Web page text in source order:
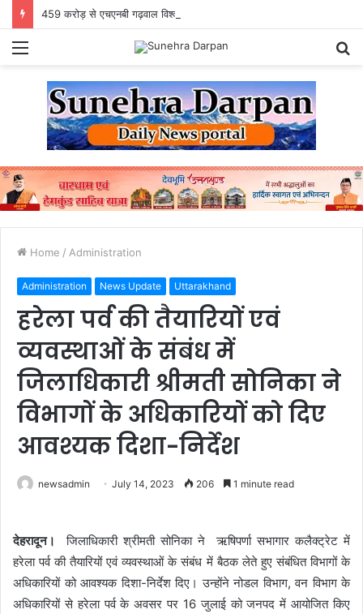
459 करोड़ से एचएनबी गढ़वाल विश्वविद्यालय में अनुसंधान संरचना होगी सुदृढ
Menu
Home / Administration
Administration News Update Uttarakhand
हरेला पर्व की तैयारियों एवं
व्यवस्थाओं के संबंध में
जिलाधिकारी श्रीमती सोनिका ने
विभागों के अधिकारियों को दिए
आवश्यक दिशा-निर्देश
newsadmin July 14, 2023 206 1 minute read
देहरादून।
जिलाधिकारी श्रीमती सोनिका ने ऋषिपर्णा सभागार कलैक्ट्रेट में
हरेला पर्व की तैयारियों एवं व्यवस्थाओं के संबंध में बैठक लेते हुए संबंधित विभागों के
अधिकारियों को आवश्यक दिशा-निर्देश दिए। उन्होंने नोडल विभाग, वन विभाग के
अधिकारियों से हरेला पर्व के अवसर पर 16 जुलाई को जनपद में आयोजित किए